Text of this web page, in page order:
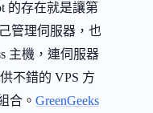
的存在就是讓第
管理伺服器，也
主機，連伺服器
不錯的 VPS 方
合。 GreenGeeks